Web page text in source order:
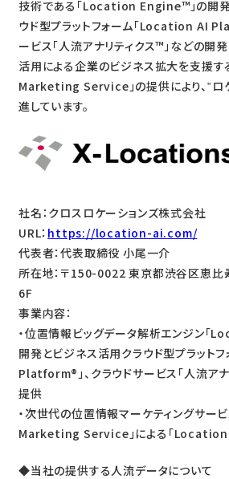
技術である「Location Engine™」の開
ウド型プラットフォーム「Location AI
ービス「人流アナリティクス™」などの開
活用による企業のビジネス拡大を支援
Marketing Service」の提供により、‟ロ
進しています。
社名：クロスロケーションズ株式会社
URL： https://location-ai.com/
代表者：代表取締役 小尾一介
所在地：〒150-0022 東京都渋谷区恵
6F
事業内容：
・位置情報ビッグデータ解析エンジン
開発とビジネス活用クラウド型プラット
Platform®」、クラウドサービス「人流アナ
提供
・次世代の位置情報マーケティングサー
Marketing Service」による「Location
◆当社の提供する人流データについて